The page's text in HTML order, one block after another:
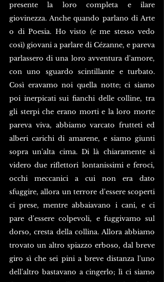
presente la loro completa e ilare
giovinezza. Anche quando parlano di Arte
o di Poesia. Ho visto (e me stesso vedo
così) giovani a parlare di Cézanne, e pareva
parlassero di una loro avventura d'amore,
con uno sguardo scintillante e turbato.
Così eravamo noi quella notte; ci siamo
poi inerpicati sui fianchi delle colline, tra
gli sterpi che erano morti e la loro morte
pareva viva, abbiamo varcato frutteti ed
alberi carichi di amarene, e siamo giunti
sopra un'alta cima. Di là chiaramente si
videro due riflettori lontanissimi e feroci,
occhi meccanici a cui non era dato
sfuggire, allora un terrore d'essere scoperti
ci prese, mentre abbaiavano i cani, e ci
pare d'essere colpevoli, e fuggivamo sul
dorso, cresta della collina. Allora abbiamo
trovato un altro spiazzo erboso, dal breve
giro sì che sei pini a breve distanza l'uno
dell'altro bastavano a cingerlo; lì ci siamo